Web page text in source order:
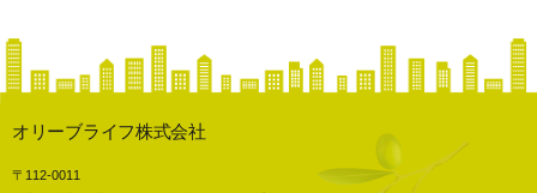
オリーブライフ株式会社
〒112-0011